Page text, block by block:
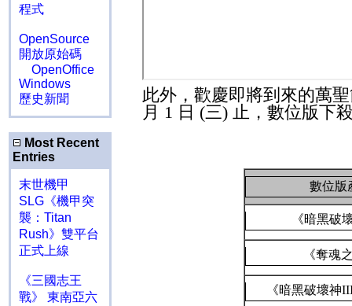
程式
OpenSource
開放原始碼
OpenOffice
Windows
歷史新聞
Most Recent
Entries
末世機甲
SLG《機甲突
襲：Titan
Rush》雙平台
正式上線
《三國志王
戰》 東南亞六
此外，歡慶即將到來的萬
月 1 日 (三) 止，數位版下
數位版
《暗黑破
《奪魂
《暗黑破壞神